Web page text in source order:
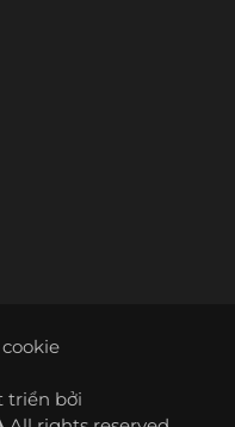
triển bởi